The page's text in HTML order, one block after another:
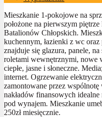
Mieszkanie 1-pokojowe na
położone na pierwszym
Batalionów Chłopskich.
kuchennym, łazienki z wc
znajduje się glazura, panele,
roletami wewnętrznymi, nowe
ciepłe, jasne i słoneczne.
internet. Ogrzewanie
zamontowane przez
nakładów finansowych
pod wynajem. Mieszkanie
250zł miesięcznie.